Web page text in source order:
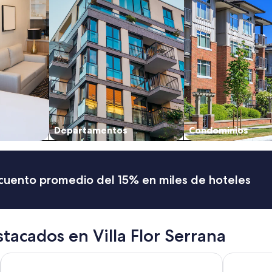
Departamentos Condominios
promedio del 15% en miles de hoteles
en Villa Flor Serrana
Colonia Aoma Villa Carlos Paz Wooden